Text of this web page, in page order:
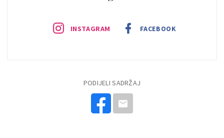
INSTAGRAM FACEBOOK
PODIJELI SADRŽAJ